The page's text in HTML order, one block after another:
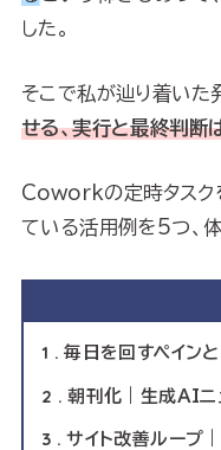
した。
そこで私が辿り着いた
せる、実行と最終判断
Coworkの定時タスク
ている活用例を5つ、
1 毎日を回すペイン
2 朝刊化｜生成AIニ
3 サイト改善ループ